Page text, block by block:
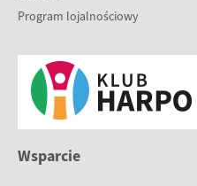
Program lojalnościowy
Wsparcie